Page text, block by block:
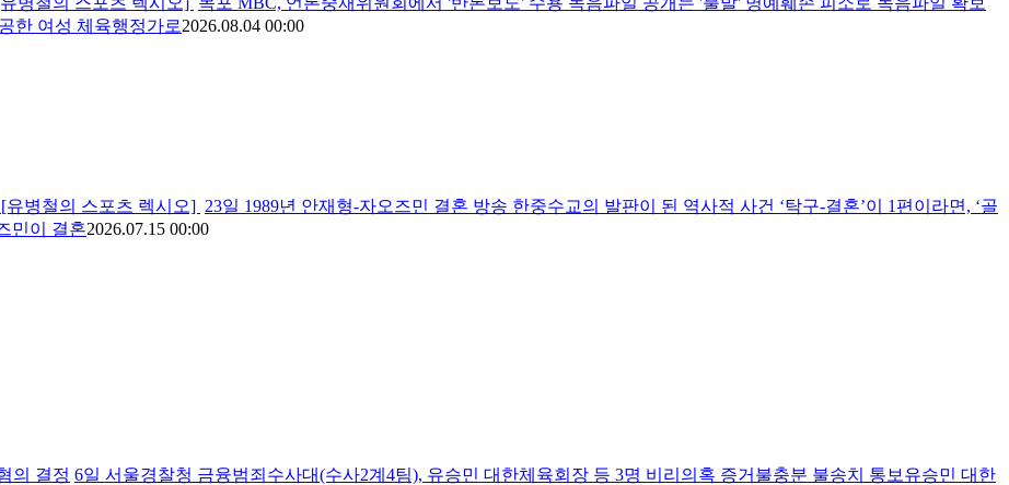
한 여성 체육행정가로2026.08.04 00:00
유병철의 스포츠 렉시오] 23일 1989년 안재형-자오즈민 결혼 방송 한중수교의 발판이 된 역사적 사건 ‘탁구-결혼’이 1편이라면, ‘골
민이 결혼2026.07.15 00:00
의 결정 6일 서울경찰청 금융범죄수사대(수사2계4팀), 유승민 대한체육회장 등 3명 비리의혹 증거불충분 불송치 통보유승민 대한